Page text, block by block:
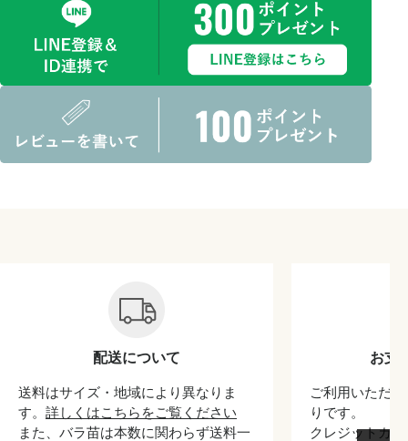
配送について
送料はサイズ・地域により異なりま
す。 詳しくはこちらをご覧ください
また、バラ苗は本数に関わらず送料一
お支
ご利用いただ
りです。
クレジットカ